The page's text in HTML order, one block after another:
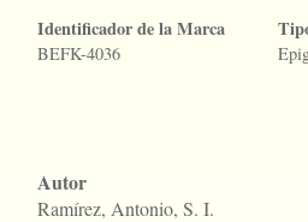
Identificador de la Marca
BEFK-4036
Autor
Ramírez, Antonio, S. I.